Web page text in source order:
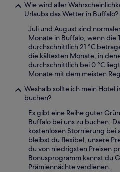
Wie wird aller
Urlaubs das Wetter in Buffalo?
Juli und August sind
Monate in Buffalo, wenn die
durchschnittlich 21 °C
die kältesten Monate, in
durchschnittlich bei 0 °C
Monate mit dem meisten
Weshalb sollte ich mein Hotel
buchen?
Es gibt eine Reihe guter
Buffalo bei uns zu buchen:
kostenlosen Stornierung bei
bleibst du flexibel, unsere
du von niedrigsten Preisen
Bonusprogramm kannst du
Prämiennächte verdienen.